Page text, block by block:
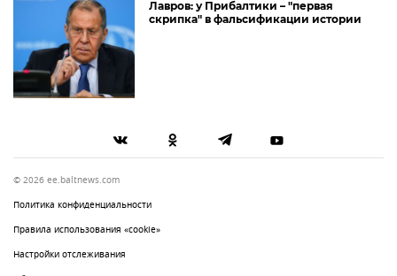
Лавров: у Прибалтики – "первая
скрипка" в фальсификации истории
© 2026 ee.baltnews.com
Политика конфиденциальности
Правила использования «cookie»
Настройки отслеживания